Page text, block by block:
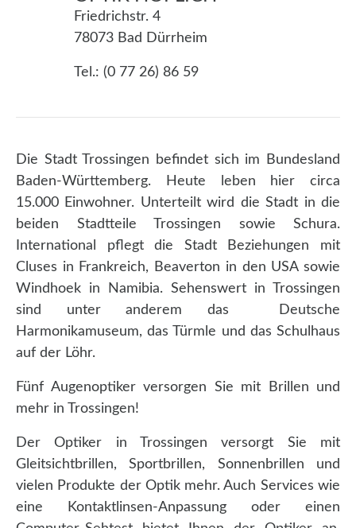
Friedrichstr. 4
78073 Bad Dürrheim
Tel.: (0 77 26) 86 59
Die Stadt Trossingen befindet sich im Bundesland
Baden-Württemberg. Heute leben hier circa
15.000 Einwohner. Unterteilt wird die Stadt in die
beiden Stadtteile Trossingen sowie Schura.
International pflegt die Stadt Beziehungen mit
Cluses in Frankreich, Beaverton in den USA sowie
Windhoek in Namibia. Sehenswert in Trossingen
sind unter anderem das Deutsche
Harmonikamuseum, das Türmle und das Schulhaus
auf der Löhr.
Fünf Augenoptiker versorgen Sie mit Brillen und
mehr in Trossingen!
Der Optiker in Trossingen versorgt Sie mit
Gleitsichtbrillen, Sportbrillen, Sonnenbrillen und
vielen Produkte der Optik mehr. Auch Services wie
eine Kontaktlinsen-Anpassung oder einen